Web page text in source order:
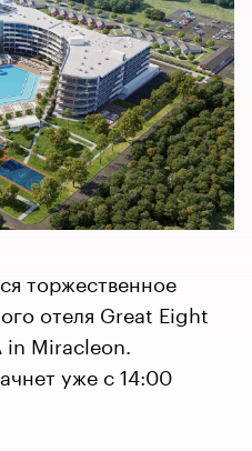
торжественное
отеля Great Eight
Miracleon.
уже с 14:00